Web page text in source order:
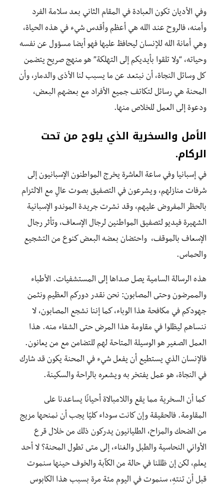
وفي الأديان تكون العبادة في المقام الثاني بعد سلامة الفرد
وأمنه، فالروح عند الله هي أعظم وأقدس شيء في هذه الحياة،
وهي أمانة الله للإنسان ليحافظ عليها فهو أيضا مسؤول عن نفسه
وحياته، “ولا تلقوا بأيديكم إلى التهلكة” هو منهج صريح يتضمن
كل وسائل النجاة، أن نبتعد عن ما يسبب لنا الأذى والدمار، وأن
المحنة هي رسائل لتكاتف جميع الأفراد مع بعضهم البعض،
ودعوة إلى العمل للخلاص منها.
الأمل والسخرية الذي يلوح من تحت
الركام.
في إسبانيا وفي ساعة العاشرة يخرج المواطنون الإسبانيون إلى
شرفات منازلهم، ويشرعون في التصفيق بصوت عالٍ مع الالتزام
بالحظر المفروض عليهم، وقد نشرت جريدة الموندو الإسبانية
الشهيرة فيديو لتصفيق المواطنين لرجال الإسعاف، وتأثر رجال
الإسعاف بالموقف، واحتضان بعضه البعض كنوع من التشجيع
والحماس.
هذه الرسالة السامية يصل صداها إلى المستشفيات. الأطباء
والممرضون وحتى المصابون: نحن نقدر دوركم العظيم ونثمن
جهودكم في مكافحة هذا الوباء، كما إننا نشجع المصابون، لا
ننساهم ليظلوا في مقاومة هذا المرض حتى الشفاء منه. هذا
العمل الصغير هو الوسيلة المتاحة لهم للتضامن مع من يعانون.
فالإنسان الذي يستطيع أن يفعل شيء في المحنة يكون قد شارك
في النجاة، هو عمل يفتخر به ويشعره بالراحة والسكينة.
كما أن السخرية مما يقع واللامبالاة أحيانًا يساعدنا على
المقاومة. فالحقيقة وإن كانت سوداء كليًا يجب أن نمنحها مزيج
من الضحك والمزاح، الطليانيون يدركون ذلك من خلال قرع
الأواني النحاسية والطبل والغناء، إلى متى تطول المحنة؟ لا أحد
يعلم، لكن إن ظللنا في حالة من الكآبة والخوف حينها سنموت
قبل أن تنتهِ، سنموت في اليوم مئة مرة بسبب هذا الكابوس